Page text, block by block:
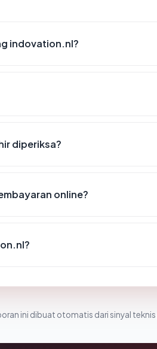
indovation.nl?
diperiksa?
online?
ini dibuat otomatis dari sinyal